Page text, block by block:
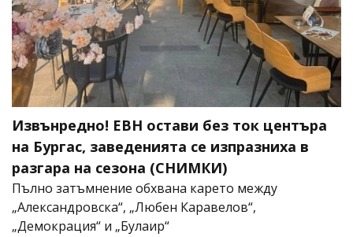
Извънредно! ЕВН остави без ток центъра
на Бургас, заведенията се изпразниха в
разгара на сезона (СНИМКИ)
Пълно затъмнение обхвана карето между
„Александровска“, „Любен Каравелов“,
„Демокрация“ и „Булаир“